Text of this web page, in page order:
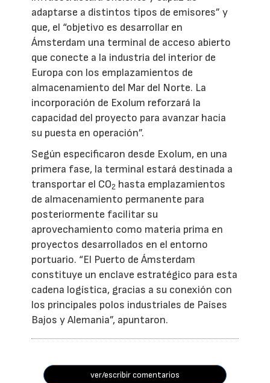
adaptarse a distintos tipos de emisores” y
que, el “objetivo es desarrollar en
Ámsterdam una terminal de acceso abierto
que conecte a la industria del interior de
Europa con los emplazamientos de
almacenamiento del Mar del Norte. La
incorporación de Exolum reforzará la
capacidad del proyecto para avanzar hacia
su puesta en operación”.
Según especificaron desde Exolum, en una
primera fase, la terminal estará destinada a
transportar el CO2 hasta emplazamientos
de almacenamiento permanente para
posteriormente facilitar su
aprovechamiento como materia prima en
proyectos desarrollados en el entorno
portuario. “El Puerto de Ámsterdam
constituye un enclave estratégico para esta
cadena logística, gracias a su conexión con
los principales polos industriales de Países
Bajos y Alemania”, apuntaron.
ver/escribir comentarios